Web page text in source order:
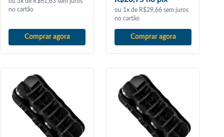
no cartão
Comprar agora
ou 1x de R$29,66 sem juros
no cartão
Comprar agora